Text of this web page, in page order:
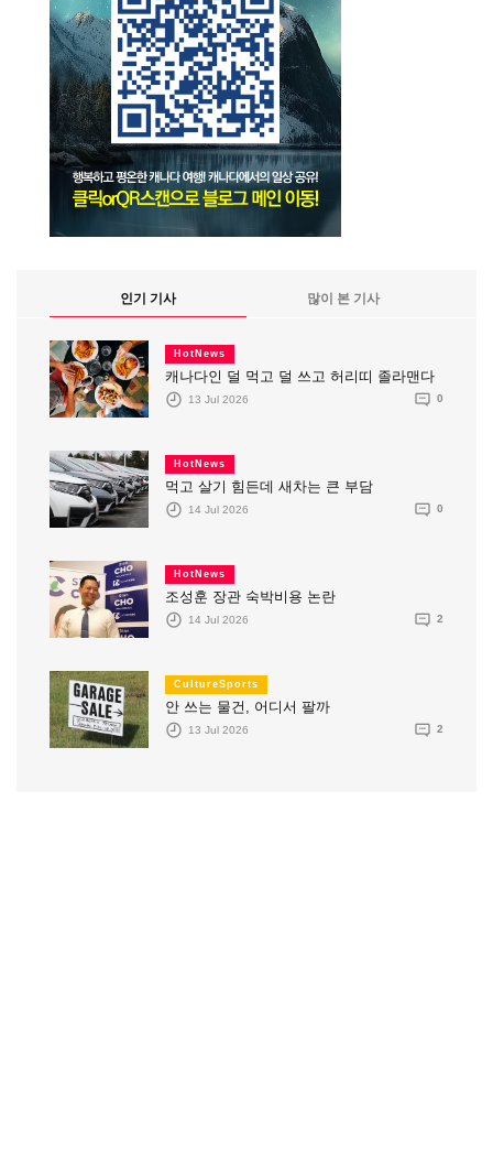
인기 기사 많이 본 기사
HotNews
캐나다인 덜 먹고 덜 쓰고 허리띠 졸라맨다
13 Jul 2026 0
HotNews
먹고 살기 힘든데 새차는 큰 부담
14 Jul 2026 0
HotNews
조성훈 장관 숙박비용 논란
14 Jul 2026 2
CultureSports
안 쓰는 물건, 어디서 팔까
13 Jul 2026 2